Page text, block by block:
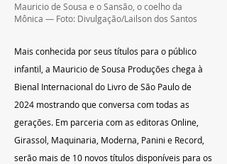
Mauricio de Sousa e o Sansão, o coelho da
Mônica — Foto: Divulgação/Lailson dos Santos
Mais conhecida por seus títulos para o público
infantil, a Mauricio de Sousa Pro­­­duções chega à
Bienal Internacional do Livro de São Paulo de
2024 mostrando que conversa com todas as
gerações. Em parceria com as editoras Online,
Girassol, Maquinaria, Moderna, Panini e Record,
serão mais de 10 novos títulos disponíveis para os